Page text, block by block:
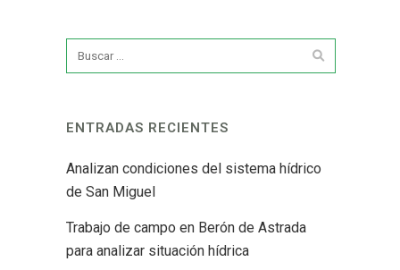
ENTRADAS RECIENTES
Analizan condiciones del sistema hídrico
de San Miguel
Trabajo de campo en Berón de Astrada
para analizar situación hídrica